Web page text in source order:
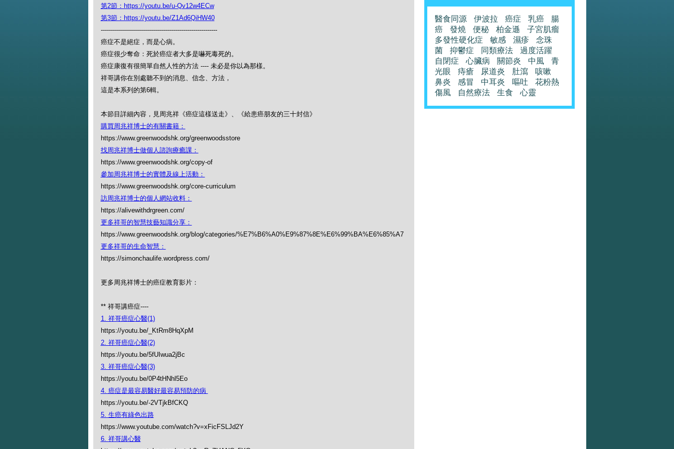
第2節：https://youtu.be/u-Qv12w4ECw
第3節：https://youtu.be/Z1Ad6QiHW40
----------------------------------------------------------
癌症不是絕症，而是心病。
癌症很少奪命：死於癌症者大多是嚇死毒死的。
癌症康復有很簡單自然人性的方法 ---- 未必是你以為那樣。
祥哥講你在別處聽不到的消息、信念、方法，
這是本系列的第6輯。
本節目詳細內容，見周兆祥《癌症這樣送走》、《給患癌朋友的三十封信》
購買周兆祥博士的有關書籍：
https://www.greenwoodshk.org/greenwoodsstore
找周兆祥博士做個人諮詢療癒課：
https://www.greenwoodshk.org/copy-of
參加周兆祥博士的實體及線上活動：
https://www.greenwoodshk.org/core-curriculum
訪周兆祥博士的個人網站收料：
https://alivewithdrgreen.com/
更多祥哥的智慧技藝知識分享：
https://www.greenwoodshk.org/blog/categories/%E7%B6%A0%E9%87%8E%E6%99%BA%E6%85%A7
更多祥哥的生命智慧：
https://simonchaulife.wordpress.com/
更多周兆祥博士的癌症教育影片：
** 祥哥講癌症----
1. 祥哥癌症心醫(1)
https://youtu.be/_KtRm8HqXpM
2. 祥哥癌症心醫(2)
https://youtu.be/5fUIwua2jBc
3. 祥哥癌症心醫(3)
https://youtu.be/0P4tHNhl5Eo
4. 癌症是最容易醫好最容易預防的病
https://youtu.be/-2VTjkBfCKQ
5. 生癌有綠色出路
https://www.youtube.com/watch?v=xFicFSLJd2Y
6. 祥哥講心醫
醫食同源 伊波拉 癌症 乳癌
腸
癌
發燒 便秘 柏金遜
子宮肌瘤
多發性硬化症
敏感 濕疹
念珠
菌
抑鬱症 同類療法
過度活躍
自閉症
心臟病 關節炎 中風
青
光眼
痔瘡 尿道炎 肚瀉
咳嗽
鼻炎
感冒 中耳炎 嘔吐
花粉熱
傷風
自然療法 生食 心靈